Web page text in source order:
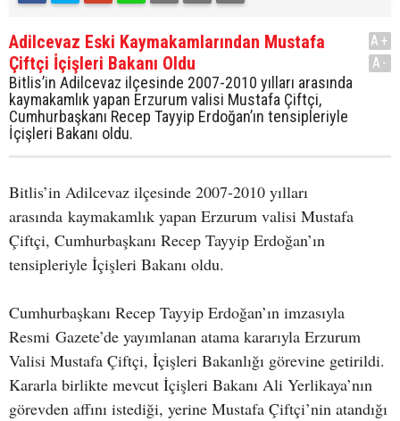
Adilcevaz Eski Kaymakamlarından Mustafa
Çiftçi İçişleri Bakanı Oldu
Bitlis’in Adilcevaz ilçesinde 2007-2010 yılları arasında
kaymakamlık yapan Erzurum valisi Mustafa Çiftçi,
Cumhurbaşkanı Recep Tayyip Erdoğan’ın tensipleriyle
İçişleri Bakanı oldu.
A+
A-
Bitlis’in Adilcevaz ilçesinde 2007-2010 yılları
arasında kaymakamlık yapan Erzurum valisi Mustafa
Çiftçi, Cumhurbaşkanı Recep Tayyip Erdoğan’ın
tensipleriyle İçişleri Bakanı oldu.
Cumhurbaşkanı Recep Tayyip Erdoğan’ın imzasıyla
Resmi Gazete’de yayımlanan atama kararıyla Erzurum
Valisi Mustafa Çiftçi, İçişleri Bakanlığı görevine getirildi.
Kararla birlikte mevcut İçişleri Bakanı Ali Yerlikaya’nın
görevden affını istediği, yerine Mustafa Çiftçi’nin atandığı